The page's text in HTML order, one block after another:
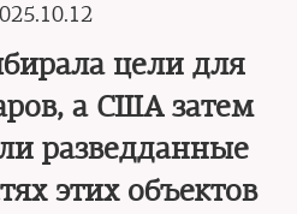
цели для
а США затем
разведданные
этих объектов